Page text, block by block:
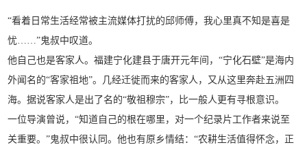
“看着日常生活经常被主流媒体打扰的邱师傅，我心里真不知是喜是
忧……”鬼叔中叹道。
他自己也是客家人。福建宁化建县于唐开元年间，“宁化石壁”是海内
外闻名的“客家祖地”。几经迁徙而来的客家人，又从这里奔赴五洲四
海。据说客家人是出了名的“敬祖穆宗”，比一般人更有寻根意识。
一位导演曾说，“知道自己的根在哪里，对一个纪录片工作者来说至
关重要。”鬼叔中很认同。他也有原乡情结：“农耕生活值得怀念，正